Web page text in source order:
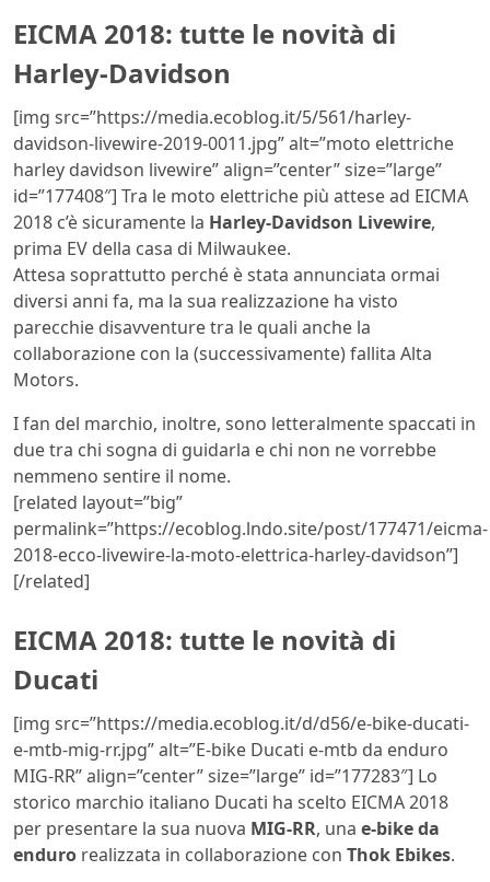
EICMA 2018: tutte le novità di
Harley-Davidson
[img src=”https://media.ecoblog.it/5/561/harley-
davidson-livewire-2019-0011.jpg” alt=”moto elettriche
harley davidson livewire” align=”center” size=”large”
id=”177408″] Tra le moto elettriche più attese ad EICMA
2018 c’è sicuramente la Harley-Davidson Livewire,
prima EV della casa di Milwaukee.
Attesa soprattutto perché è stata annunciata ormai
diversi anni fa, ma la sua realizzazione ha visto
parecchie disavventure tra le quali anche la
collaborazione con la (successivamente) fallita Alta
Motors.
I fan del marchio, inoltre, sono letteralmente spaccati in
due tra chi sogna di guidarla e chi non ne vorrebbe
nemmeno sentire il nome.
[related layout=”big”
permalink=”https://ecoblog.lndo.site/post/177471/eicma-
2018-ecco-livewire-la-moto-elettrica-harley-davidson”]
[/related]
EICMA 2018: tutte le novità di
Ducati
[img src=”https://media.ecoblog.it/d/d56/e-bike-ducati-
e-mtb-mig-rr.jpg” alt=”E-bike Ducati e-mtb da enduro
MIG-RR” align=”center” size=”large” id=”177283″] Lo
storico marchio italiano Ducati ha scelto EICMA 2018
per presentare la sua nuova MIG-RR, una e-bike da
enduro realizzata in collaborazione con Thok Ebikes.